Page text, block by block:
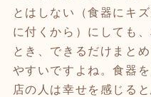
とはしない（食器にキ
に付くから）にしても
とき、できるだけまと
やすいですよね。食器
店の人は幸せを感じると